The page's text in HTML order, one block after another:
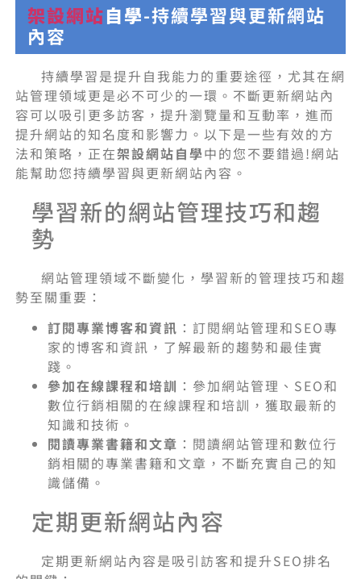
架設網站自學-持續學習與更新網站
內容
持續學習是提升自我能力的重要途徑，尤其在網
站管理領域更是必不可少的一環。不斷更新網站內
容可以吸引更多訪客，提升瀏覽量和互動率，進而
提升網站的知名度和影響力。以下是一些有效的方
法和策略，正在架設網站自學中的您不要錯過!網站
能幫助您持續學習與更新網站內容。
學習新的網站管理技巧和趨
勢
網站管理領域不斷變化，學習新的管理技巧和趨
勢至關重要：
訂閱專業博客和資訊 ：訂閱網站管理和SEO專
家的博客和資訊，了解最新的趨勢和最佳實
踐。
參加在線課程和培訓 ：參加網站管理、SEO和
數位行銷相關的在線課程和培訓，獲取最新的
知識和技術。
閱讀專業書籍和文章 ：閱讀網站管理和數位行
銷相關的專業書籍和文章，不斷充實自己的知
識儲備。
定期更新網站內容
定期更新網站內容是吸引訪客和提升SEO排名